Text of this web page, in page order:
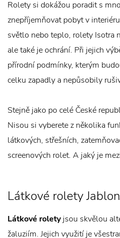
Rolety si dokážou poradit s
znepříjemňovat pobyt v
světlo nebo teplo, rolety Isotra
ale také je ochrání. Při jejich
přírodní podmínky, kterým
celku zapadly a nepůsobily
Stejně jako po celé České
Nisou si vyberete z několika
látkových, střešních,
screenových rolet. A jaký je
Látkové rolety
Látkové roletyjsou skvělou
žaluziím. Jejich využití je